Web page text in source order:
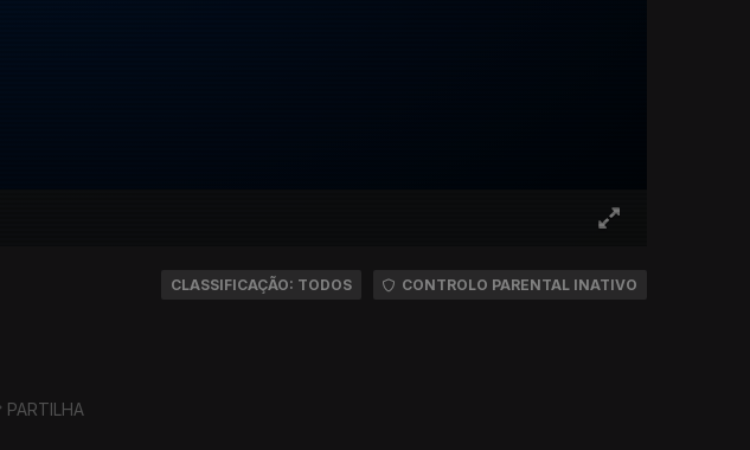
CLASSIFICAÇÃO: TODOS CONTROLO PARENTAL INATIVO
PARTILHA